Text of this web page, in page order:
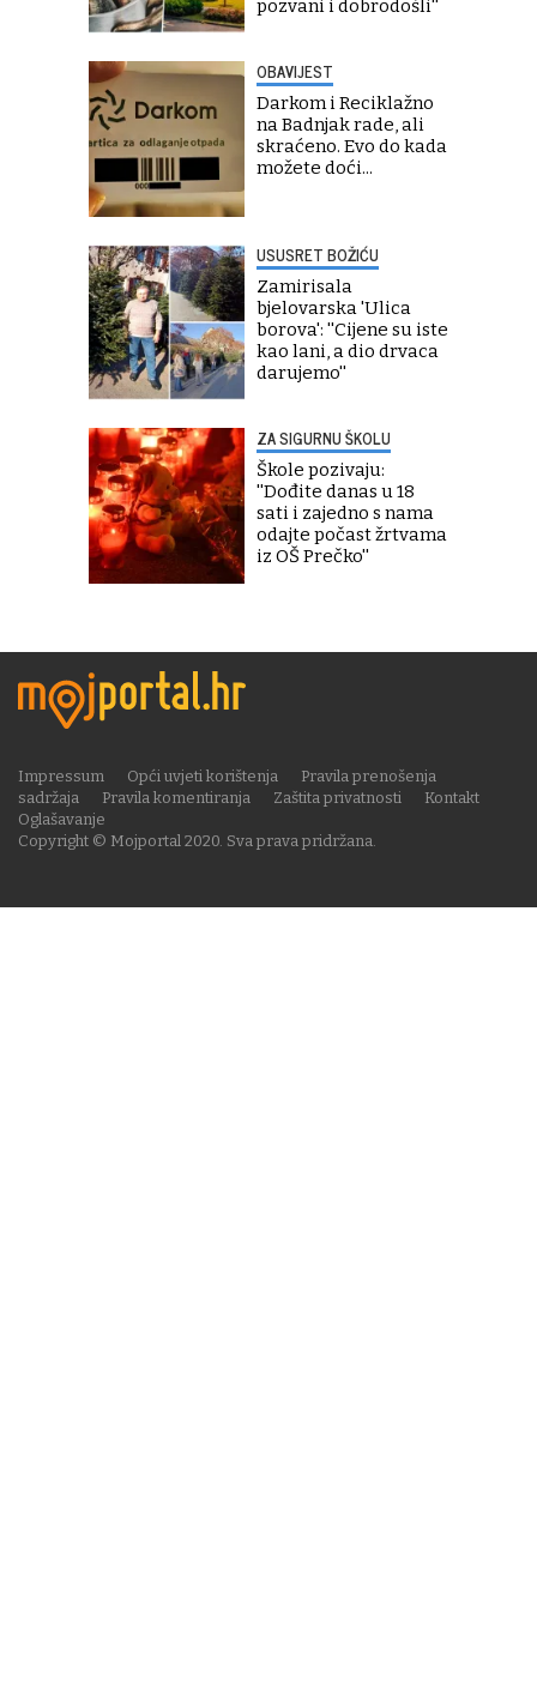
pozvani i dobrodošli''
OBAVIJEST
Darkom i Reciklažno
na Badnjak rade, ali
skraćeno. Evo do kada
možete doći...
USUSRET BOŽIĆU
Zamirisala
bjelovarska 'Ulica
borova': ''Cijene su iste
kao lani, a dio drvaca
darujemo''
ZA SIGURNU ŠKOLU
Škole pozivaju:
''Dođite danas u 18
sati i zajedno s nama
odajte počast žrtvama
iz OŠ Prečko''
Copyright © Mojportal 2020. Sva prava pridržana.
Impressum Opći uvjeti korištenja
Pravila prenošenja
sadržaja
Pravila komentiranja Zaštita privatnosti
Kontakt
Oglašavanje